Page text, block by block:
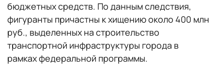
бюджетных средств. По данным следствия,
фигуранты причастны к хищению около 400 млн
руб., выделенных на строительство
транспортной инфраструктуры города в
рамках федеральной программы.